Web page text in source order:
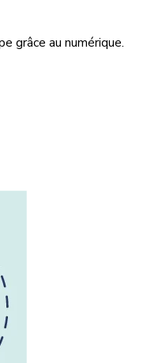
grâce au numérique.